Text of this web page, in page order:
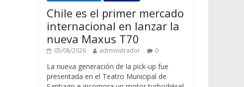
Chile es el primer mercado
internacional en lanzar la
nueva Maxus T70
05/08/2026 administrador 0
La nueva generación de la pick-up fue
presentada en el Teatro Municipal de